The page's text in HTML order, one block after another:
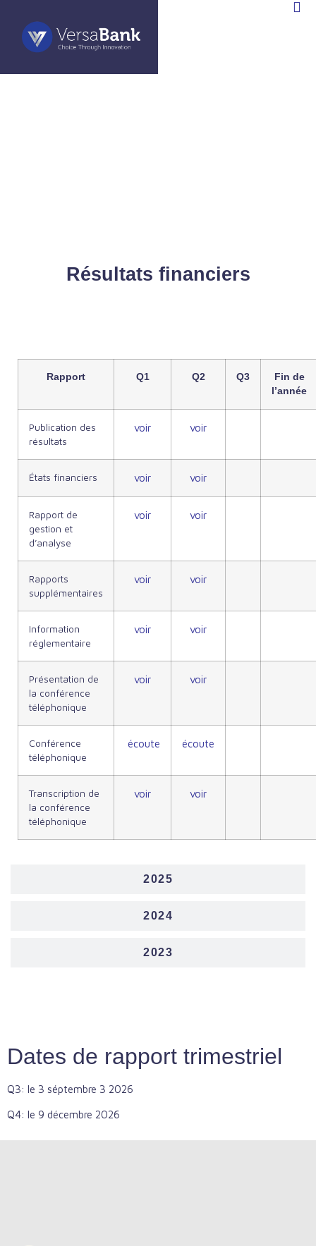
EN
Résultats financiers
2025
2024
2023
Rapport Q1 Q2 Q3
Fin de
l’année
Publication des
résultats
voir voir
États financiers voir voir
Rapport de
gestion et
d’analyse
voir voir
Rapports
supplémentaires
voir voir
Information
réglementaire
voir voir
Présentation de
la conférence
téléphonique
voir voir
Conférence
téléphonique
écoute écoute
Transcription de
la conférence
téléphonique
voir voir
Dates de rapport trimestriel
Q3: le 3 séptembre 3 2026
Q4: le 9 décembre 2026